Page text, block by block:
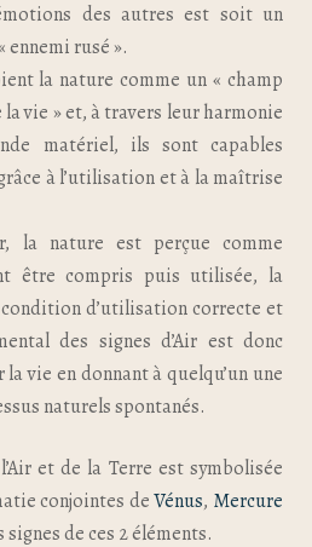
des autres est soit un
ennemi rusé ».
la nature comme un « champ
vie » et, à travers leur harmonie
matériel, ils sont capables
à l’utilisation et à la maîtrise
la nature est perçue comme
être compris puis utilisée, la
d’utilisation correcte et
des signes d’Air est donc
vie en donnant à quelqu’un une
naturels spontanés.
et de la Terre est symbolisée
conjointes deVénus, Mercure
signes de ces 2 éléments.